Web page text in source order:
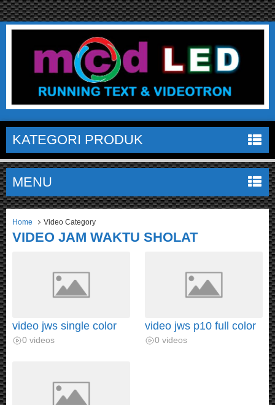
KATEGORI PRODUK
MENU
Home Video Category
VIDEO JAM WAKTU SHOLAT
video jws single color
0 videos
video jws p10 full color
0 videos